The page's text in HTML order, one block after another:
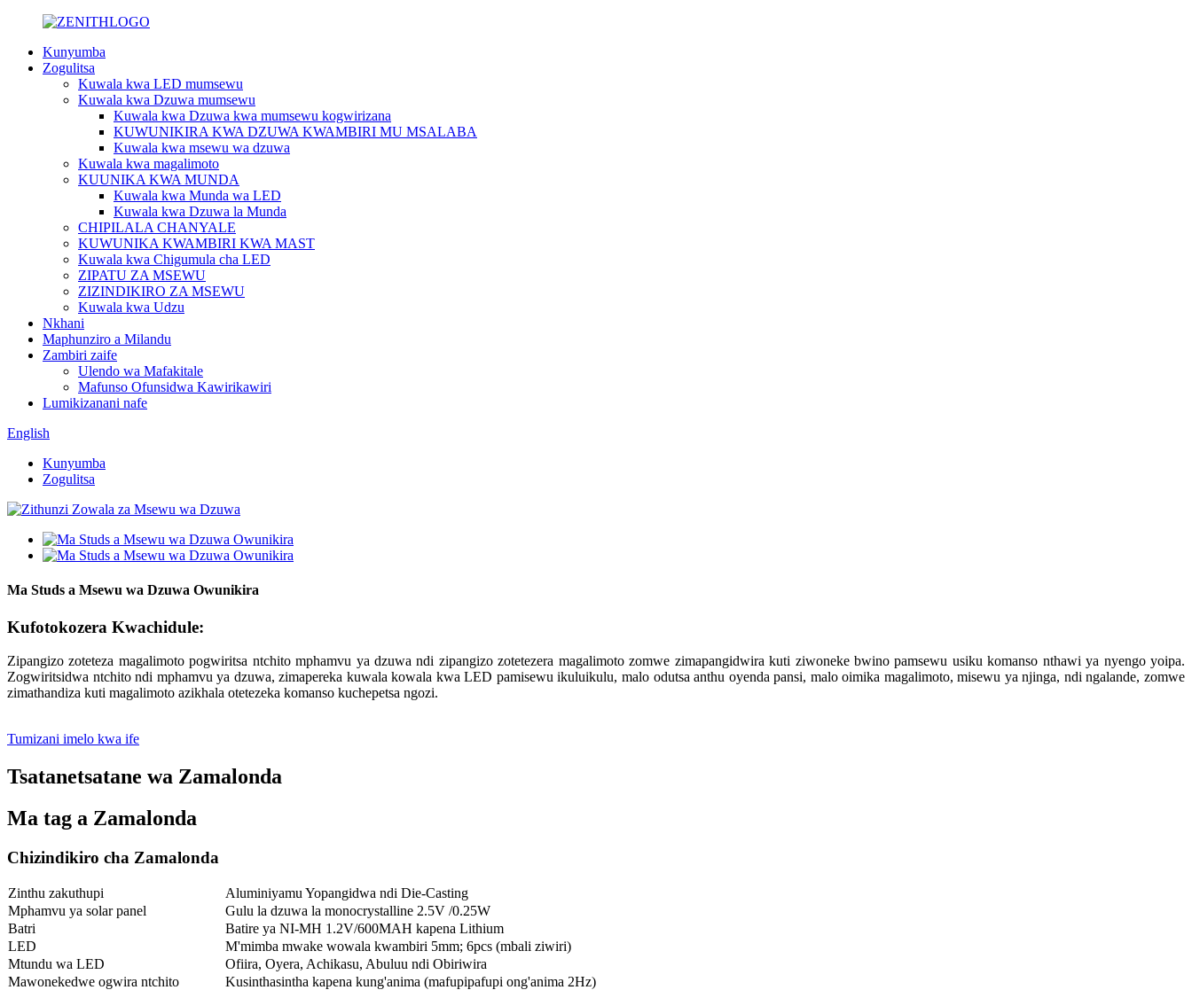
Kunyumba
Zogulitsa
Kuwala kwa LED mumsewu
Kuwala kwa Dzuwa mumsewu
Kuwala kwa Dzuwa kwa mumsewu kogwirizana
KUWUNIKIRA KWA DZUWA KWAMBIRI MU MSALABA
Kuwala kwa msewu wa dzuwa
Kuwala kwa magalimoto
KUUNIKA KWA MUNDA
Kuwala kwa Munda wa LED
Kuwala kwa Dzuwa la Munda
CHIPILALA CHANYALE
KUWUNIKA KWAMBIRI KWA MAST
Kuwala kwa Chigumula cha LED
ZIPATU ZA MSEWU
ZIZINDIKIRO ZA MSEWU
Kuwala kwa Udzu
Nkhani
Maphunziro a Milandu
Zambiri zaife
Ulendo wa Mafakitale
Mafunso Ofunsidwa Kawirikawiri
Lumikizanani nafe
English
Kunyumba
Zogulitsa
Ma Studs a Msewu wa Dzuwa Owunikira
Kufotokozera Kwachidule:
Zipangizo zoteteza magalimoto pogwiritsa ntchito mphamvu ya dzuwa ndi zipangizo zotetezera magalimoto zomwe zimapangidwira kuti ziwoneke bwino pamsewu usiku komanso nthawi ya nyengo yoipa.
Zogwiritsidwa ntchito ndi mphamvu ya dzuwa, zimapereka kuwala kowala kwa LED pamisewu ikuluikulu, malo odutsa anthu oyenda pansi, malo oimika magalimoto, misewu ya njinga, ndi ngalande, zomwe
zimathandiza kuti magalimoto azikhala otetezeka komanso kuchepetsa ngozi.
Tumizani imelo kwa ife
Tsatanetsatane wa Zamalonda
Ma tag a Zamalonda
Chizindikiro cha Zamalonda
Zinthu zakuthupi
Aluminiyamu Yopangidwa ndi Die-Casting
Mphamvu ya solar panel
Gulu la dzuwa la monocrystalline 2.5V /0.25W
Batri
Batire ya NI-MH 1.2V/600MAH kapena Lithium
LED
M'mimba mwake wowala kwambiri 5mm; 6pcs (mbali ziwiri)
Mtundu wa LED
Ofiira, Oyera, Achikasu, Abuluu ndi Obiriwira
Mawonekedwe ogwira ntchito
Kusinthasintha kapena kung'anima (mafupipafupi ong'anima 2Hz)